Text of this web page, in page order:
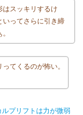
はスッキリするけ
いってさらに引き締
てくるのが怖い。
プリフトは力が微弱